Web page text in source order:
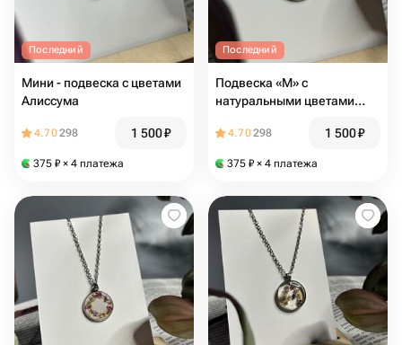
Последний
Мини - подвеска с цветами
Алиссума
4.70298 1 500₽
375 ₽ × 4 платежа
Последний
Подвеска «М» с
натуральными цветами
4.70298 1 500₽
375 ₽ × 4 платежа